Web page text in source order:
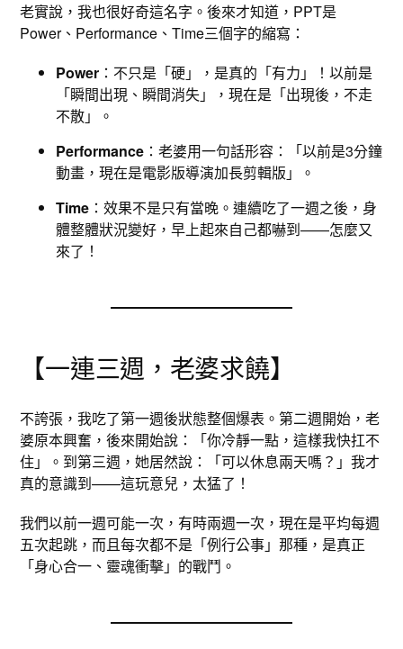
老實說，我也很好奇這名字。後來才知道，PPT是
Power、Performance、Time三個字的縮寫：
Power ：不只是「硬」，是真的「有力」！以前是
「瞬間出現、瞬間消失」，現在是「出現後，不走
不散」。
Performance ：老婆用一句話形容：「以前是3分鐘
動畫，現在是電影版導演加長剪輯版」。
Time ：效果不是只有當晚。連續吃了一週之後，身
體整體狀況變好，早上起來自己都嚇到——怎麼又
來了！
【一連三週，老婆求饒】
不誇張，我吃了第一週後狀態整個爆表。第二週開始，老
婆原本興奮，後來開始說：「你冷靜一點，這樣我快扛不
住」。到第三週，她居然說：「可以休息兩天嗎？」我才
真的意識到——這玩意兒，太猛了！
我們以前一週可能一次，有時兩週一次，現在是平均每週
五次起跳，而且每次都不是「例行公事」那種，是真正
「身心合一、靈魂衝擊」的戰鬥。